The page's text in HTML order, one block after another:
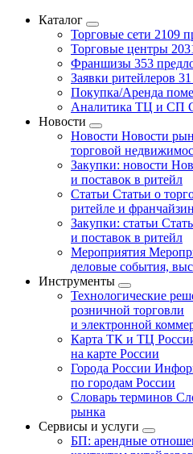
Каталог
Торговые сети 2109
Торговые центры
Франшизы 353
Заявки ритейлеров
Покупка/Аренда
Аналитика ТЦ и СП
Новости
Новости Новости
торговой
Закупки: новости
и поставок в ритейл
Статьи Статьи о
ритейле и
Закупки: статьи
и поставок в ритейл
Мероприятия
деловые события,
Инструменты
Технологические
розничной торговли
и электронной
Карта ТК и ТЦ
на карте России
Города России
по городам России
Словарь терминов
рынка
Сервисы и услуги
БП: арендные